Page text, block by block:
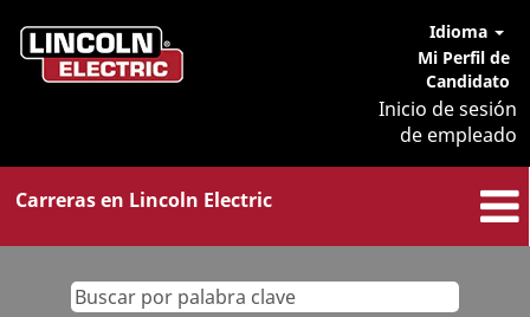
Idioma
Mi Perfil de
Candidato
Inicio de sesión
de empleado
Carreras en Lincoln Electric